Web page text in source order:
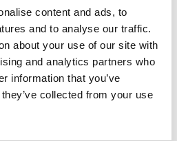
content and ads, to
and to analyse our traffic.
about your use of our site with
and analytics partners who
information that you’ve
collected from your use
affisch, inskrift eller annan
ex genom att bryta kvistar
verka störande på djurlivet,
av bo eller motsvarande